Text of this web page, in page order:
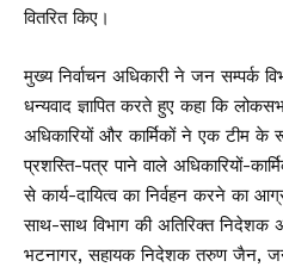
वितरित किए।
मुख्य निर्वाचन अधिकारी ने जन सम्पर्क
धन्यवाद ज्ञापित करते हुए कहा कि
अधिकारियों और कार्मिकों ने एक टीम के
प्रशस्ति-पत्र पाने वाले अधिकारियों-
से कार्य-दायित्व का निर्वहन करने का
साथ-साथ विभाग की अतिरिक्त निदेशक
भटनागर, सहायक निदेशक तरुण जैन, जन